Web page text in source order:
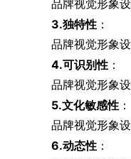
品牌视觉形象
3.独特性 ：
品牌视觉形象
4.可识别性 ：
品牌视觉形象
5.文化敏感性 ：
品牌视觉形象
6.动态性 ：